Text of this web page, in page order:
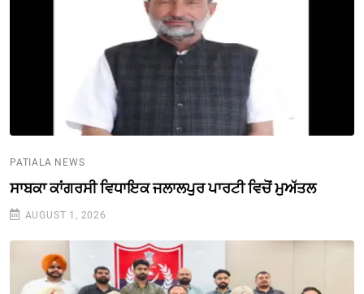
PATIALA NEWS
ਸਾਬਕਾ ਕਾਂਗਰਸੀ ਵਿਧਾਇਕ ਜਲਾਲਪੁਰ ਪਾਰਟੀ ਵਿਚੋਂ ਮੁਅੱਤਲ
AUGUST 1, 2026